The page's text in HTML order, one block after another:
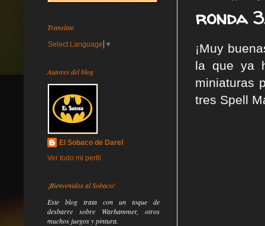
ronda
¡Muy
la que ya
miniaturas
tres Spell
Translate
Select Language ▼
Autores del blog
El Sobaco de Darel
Ver todo mi perfil
¡Bienvenidos al Sobaco!
Este blog trata con un toque de
desbarre sobre Warhammer, otros
muchos juegos y pintura.